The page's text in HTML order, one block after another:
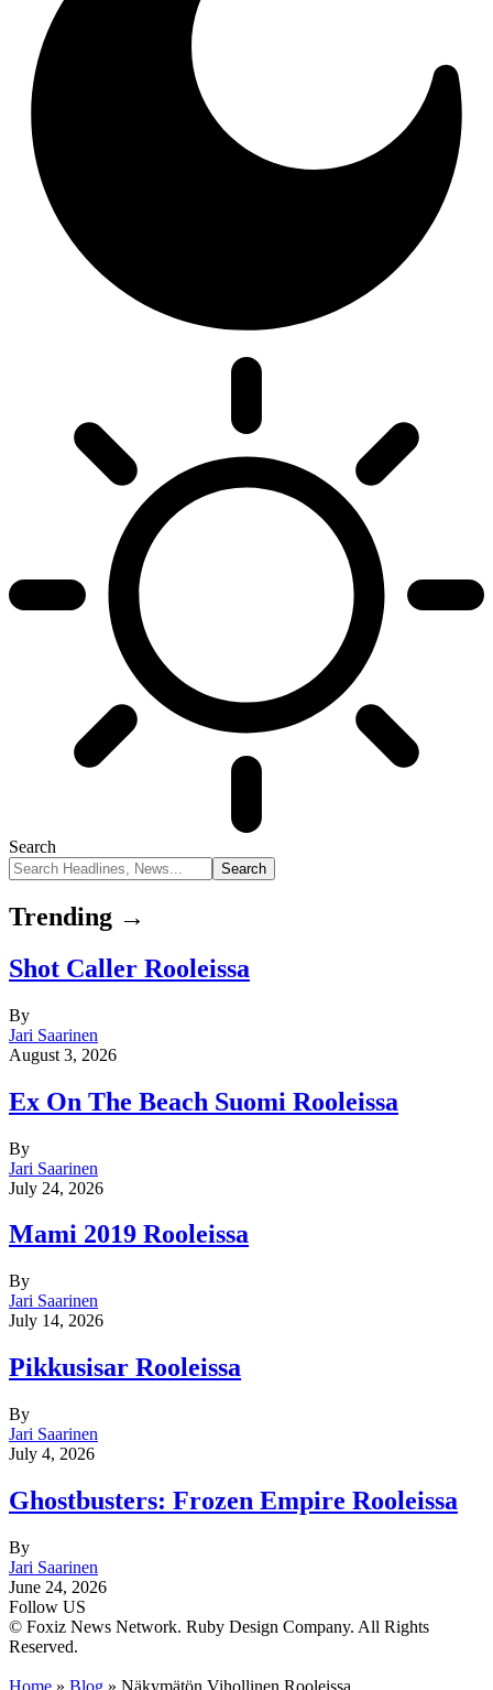
Search
Trending →
Shot Caller Rooleissa
By
Jari Saarinen
August 3, 2026
Ex On The Beach Suomi Rooleissa
By
Jari Saarinen
July 24, 2026
Mami 2019 Rooleissa
By
Jari Saarinen
July 14, 2026
Pikkusisar Rooleissa
By
Jari Saarinen
July 4, 2026
Ghostbusters: Frozen Empire Rooleissa
By
Jari Saarinen
June 24, 2026
Follow US
© Foxiz News Network. Ruby Design Company. All Rights
Reserved.
Home » Blog » Näkymätön Vihollinen Rooleissa